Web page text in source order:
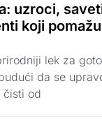
uzroci,
koji pomažu
lek za
da se
čisti od